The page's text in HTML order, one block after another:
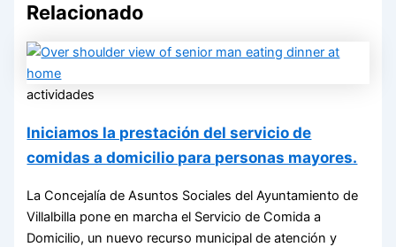
Relacionado
actividades
Iniciamos la prestación del servicio de
comidas a domicilio para personas mayores.
La Concejalía de Asuntos Sociales del Ayuntamiento de
Villalbilla pone en marcha el Servicio de Comida a
Domicilio, un nuevo recurso municipal de atención y